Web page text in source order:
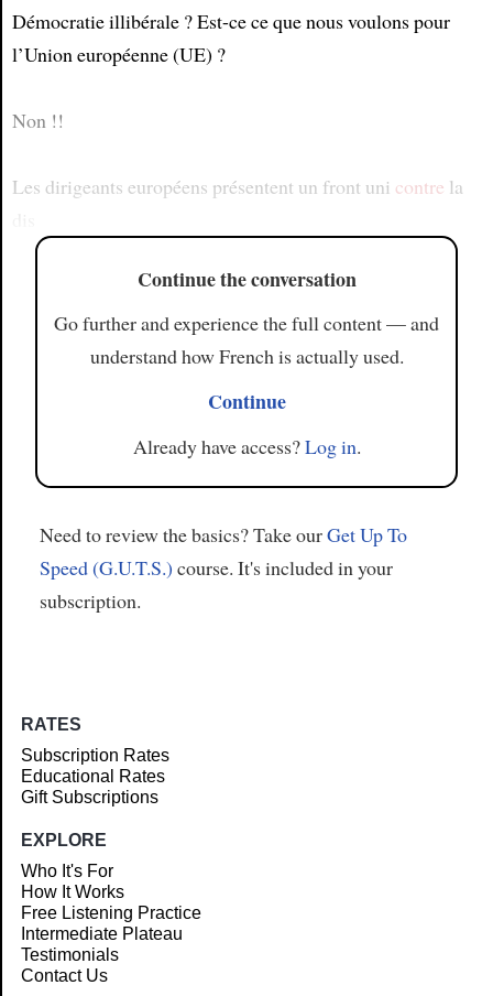
Démocratie illibérale ? Est-ce ce que nous voulons pour
l’Union européenne (UE) ?
Non !!
Les dirigeants européens présentent un front uni contre la
Continue the conversation
Go further and experience the full content — and
understand how French is actually used.
Continue
Already have access?Log in.
Need to review the basics? Take ourGet Up To
Speed (G.U.T.S.) course. It's included in your
subscription.
RATES
Subscription Rates
Educational Rates
Gift Subscriptions
EXPLORE
Who It's For
How It Works
Free Listening Practice
Intermediate Plateau
Testimonials
Contact Us